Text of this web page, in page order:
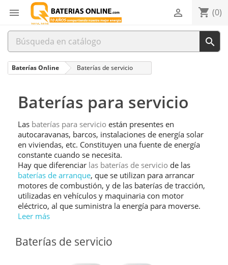
 shopping_cart (0)


Baterías Online Baterías de servicio
Baterías para servicio
Las baterías para servicio están presentes en
autocaravanas, barcos, instalaciones de energía solar
en viviendas, etc. Constituyen una fuente de energía
constante cuando se necesita.
Hay que diferenciar las baterías de servicio de las
baterías de arranque, que se utilizan para arrancar
motores de combustión, y de las baterías de tracción,
utilizadas en vehículos y maquinaria con motor
eléctrico, al que suministra la energía para moverse.
Leer más
Baterías de servicio